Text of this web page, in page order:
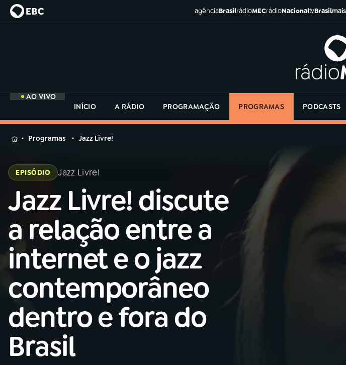
agênciaBrasilrádioMECrádioNacionaltvBrasilmais
AO VIVO
INÍCIO
A RÁDIO PROGRAMAÇÃO PROGRAMAS PODCASTS
MENU
Buscar
na
Rádio
MEC
Início AO VIVO
01INÍCIO
02 A RÁDIO
03PROGRAMAÇÃO
04PROGRAMAS
na
Rádio
Programas Jazz Livre!
EPISÓDIO Jazz Livre!
Jazz Livre! discute
a relação entre a
internet e o jazz
contemporâneo
dentro e fora do
Brasil